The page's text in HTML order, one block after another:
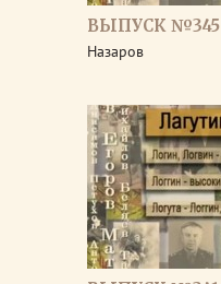
ВЫПУСК №345
Назаров